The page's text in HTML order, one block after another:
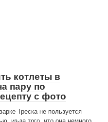
котлеты в
пару по
с фото
Треска не пользуется